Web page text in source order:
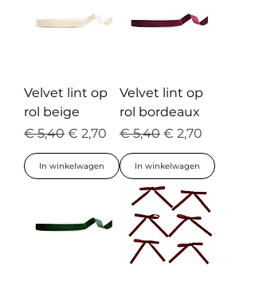
Velvet lint op
rol beige
Normale prijs
€ 5,40 Verkoopprijs
€ 2,70
In winkelwagen
Velvet lint op
rol bordeaux
Normale prijs
€ 5,40 Verkoopprijs
€ 2,70
In winkelwagen